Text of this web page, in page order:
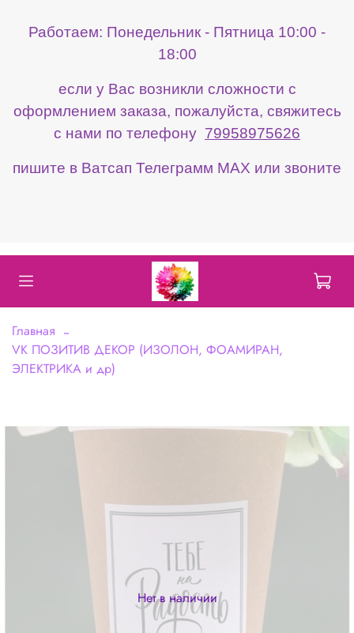
Работаем: Понедельник - Пятница 10:00 -
18:00
если у Вас возникли сложности с
оформлением заказа, пожалуйста, свяжитесь
с нами по телефону 79958975626
пишите в Ватсап Телеграмм МАХ или звоните
Главная
VK ПОЗИТИВ ДЕКОР (ИЗОЛОН, ФОАМИРАН,
ЭЛЕКТРИКА и др)
Нет в наличии